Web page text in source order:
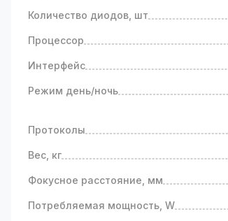
Камера видеонаблюдения
Разрешение изображения
Объектив фиксированный с
Светочувствительность камеры -
Модель оборудована встроенной
Гарантии и доставка
Доставка товара осуществляется
Количество диодов, шт
Процессор
Интерфейс
Режим день/ночь
Протоколы
Вес, кг
Фокусное расстояние, мм
Потребляемая мощность, W